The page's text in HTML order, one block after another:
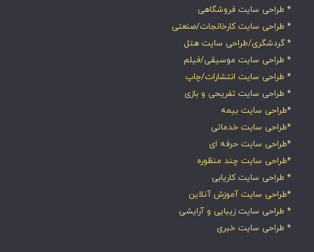
* طراحی سایت فروشگاهی
* طراحی سایت کارخانجات/صنعتی
* گردشگری/طراحی سایت هتل
* طراحی سایت موسیقی/فیلم
* طراحی سایت انتشارات/چاپ
* طراحی سایت تفریحی و بازی
*طراحی سایت بیمه
*طراحی سایت خدماتی
*طراحی سایت حرفه ای
*طراحی سایت چند منظوره
* طراحی سایت کاریابی
*طراحی سایت آموزش آنلاین
* طراحی سایت زیبایی و آرایشی
* طراحی سایت خبری